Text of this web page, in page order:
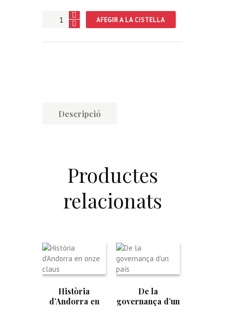
quantitat
AFEGIR A LA CISTELLA
Descripció
Productes
relacionats
Història
d’Andorra en
De la
governança d’un